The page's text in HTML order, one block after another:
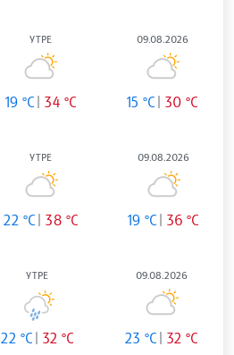
УТРЕ
19 °C 34 °C
09.08.2026
15 °C 30 °C
УТРЕ
22 °C 38 °C
09.08.2026
19 °C 36 °C
УТРЕ
22 °C 32 °C
09.08.2026
23 °C 32 °C